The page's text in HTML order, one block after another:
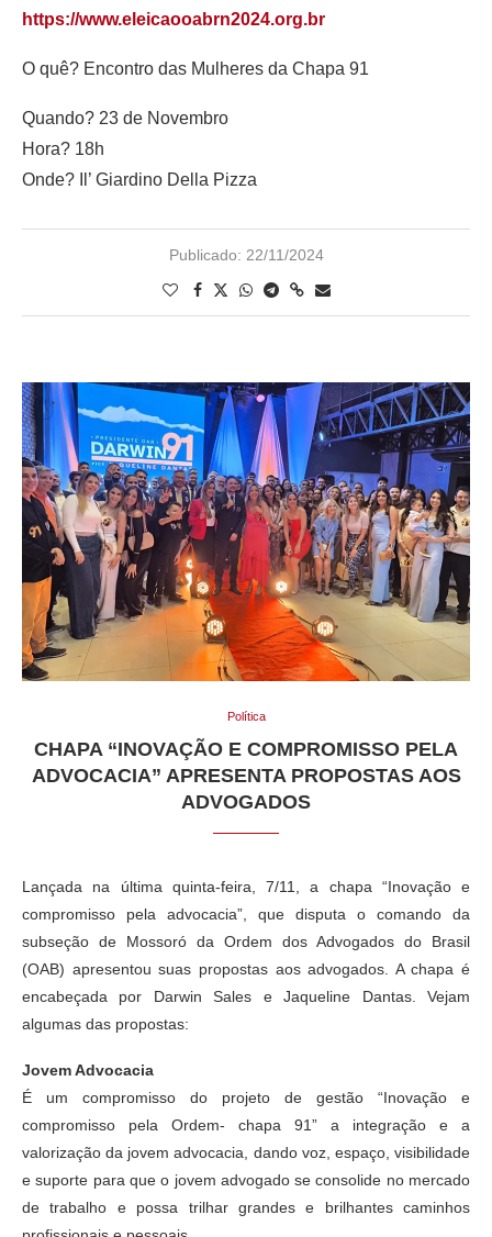
https://www.eleicaooabrn2024.org.br
O quê? Encontro das Mulheres da Chapa 91
Quando? 23 de Novembro
Hora? 18h
Onde? Il’ Giardino Della Pizza
Publicado: 22/11/2024
Política
CHAPA “INOVAÇÃO E COMPROMISSO PELA
ADVOCACIA” APRESENTA PROPOSTAS AOS
ADVOGADOS
Lançada na última quinta-feira, 7/11, a chapa “Inovação e
compromisso pela advocacia”, que disputa o comando da
subseção de Mossoró da Ordem dos Advogados do Brasil
(OAB) apresentou suas propostas aos advogados. A chapa é
encabeçada por Darwin Sales e Jaqueline Dantas. Vejam
algumas das propostas:
Jovem Advocacia
É um compromisso do projeto de gestão “Inovação e
compromisso pela Ordem- chapa 91” a integração e a
valorização da jovem advocacia, dando voz, espaço, visibilidade
e suporte para que o jovem advogado se consolide no mercado
de trabalho e possa trilhar grandes e brilhantes caminhos